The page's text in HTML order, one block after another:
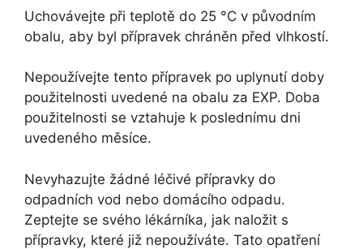
Uchovávejte při teplotě do 25 °C v původním
obalu, aby byl přípravek chráněn před vlhkostí.
Nepoužívejte tento přípravek po uplynutí doby
použitelnosti uvedené na obalu za EXP. Doba
použitelnosti se vztahuje k poslednímu dni
uvedeného měsíce.
Nevyhazujte žádné léčivé přípravky do
odpadních vod nebo domácího odpadu.
Zeptejte se svého lékárníka, jak naložit s
přípravky, které již nepoužíváte. Tato opatření